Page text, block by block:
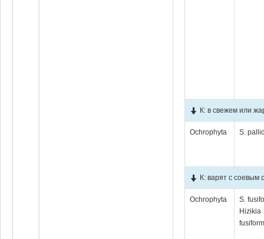
К: в свежем или
Ochrophyta S.
К: варят с соевым
Ochrophyta
S.
Hizikia